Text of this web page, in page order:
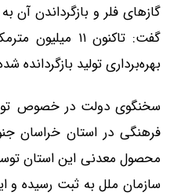
گازهای فلر و بازگرداندن آن
گفت: تاکنون ۱۱
بهره‌برداری تولید بازگردانده
سخنگوی دولت در خصوص
فرهنگی در استان خراسان
محصول معدنی این استان
سازمان ملل به ثبت رسیده و